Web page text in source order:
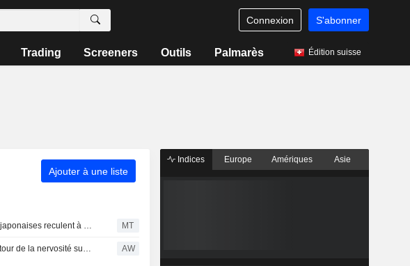
Connexion S'abonner
Trading Screeners Outils Palmarès Édition suisse
Ajouter à une liste
Les actions japonaises reculent à l'ouverture MT
Marchés: retour de la nervosité sur le Moyen-Orient, records en Europe AW
Indices Europe Amériques Asie